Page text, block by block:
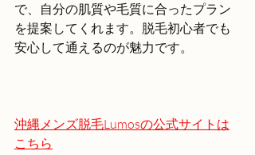
で、自分の肌質や毛質に合ったプラン
を提案してくれます。脱毛初心者でも
安心して通えるのが魅力です。
沖縄メンズ脱毛Lumosの公式サイトは
こちら